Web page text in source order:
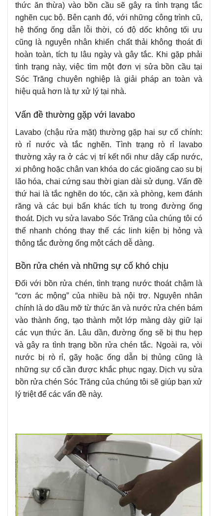
thức ăn thừa) vào bồn cầu sẽ gây ra tình trạng tắc
nghẽn cục bộ. Bên cạnh đó, với những công trình cũ,
hệ thống ống dẫn lỗi thời, có độ dốc không tối ưu
cũng là nguyên nhân khiến chất thải không thoát đi
hoàn toàn, tích tụ lâu ngày và gây tắc. Khi gặp phải
tình trạng này, việc tìm một đơn vị sửa bồn cầu tại
Sóc Trăng chuyên nghiệp là giải pháp an toàn và
hiệu quả hơn là tự xử lý tại nhà.
Vấn đề thường gặp với lavabo
Lavabo (chậu rửa mặt) thường gặp hai sự cố chính:
rò rỉ nước và tắc nghẽn. Tình trạng rò rỉ lavabo
thường xảy ra ở các vị trí kết nối như dây cấp nước,
xi phông hoặc chân van khóa do các gioăng cao su bị
lão hóa, chai cứng sau thời gian dài sử dụng. Vấn đề
thứ hai là tắc nghẽn do tóc, cặn xà phòng, kem đánh
răng và các bụi bẩn khác tích tụ trong đường ống
thoát. Dịch vụ sửa lavabo Sóc Trăng của chúng tôi có
thể nhanh chóng thay thế các linh kiện bị hỏng và
thông tắc đường ống một cách dễ dàng.
Bồn rửa chén và những sự cố khó chịu
Đối với bồn rửa chén, tình trạng nước thoát chậm là
“cơn ác mộng” của nhiều bà nội trợ. Nguyên nhân
chính là do dầu mỡ từ thức ăn và nước rửa chén bám
vào thành ống, tạo thành một lớp màng dày giữ lại
các vụn thức ăn. Lâu dần, đường ống sẽ bị thu hẹp
và gây ra tình trạng bồn rửa chén tắc. Ngoài ra, vòi
nước bị rò rỉ, gãy hoặc ống dẫn bị thủng cũng là
những sự cố cần được khắc phục ngay. Dịch vụ sửa
bồn rửa chén Sóc Trăng của chúng tôi sẽ giúp bạn xử
lý triệt để các vấn đề này.